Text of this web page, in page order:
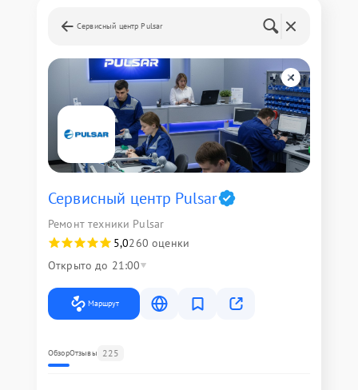
Сервисный центр Pulsar
Сервисный центр Pulsar
Ремонт техники Pulsar
5,0260 оценки
Открыто до 21:00
Маршрут
ОбзорОтзывы 225